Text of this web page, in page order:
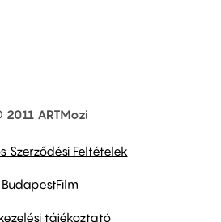
2011 ARTMozi
Szerződési Feltételek
BudapestFilm
tájékoztató